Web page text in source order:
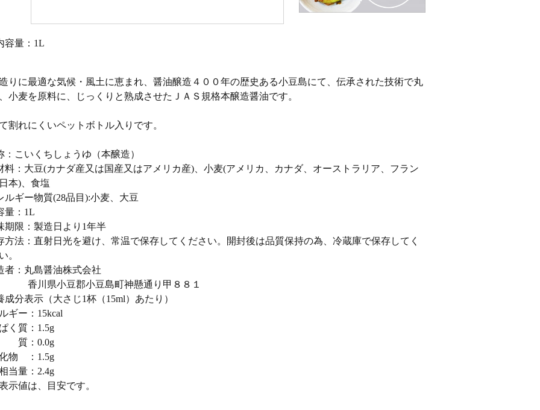
容量：1L
りに最適な気候・風土に恵まれ、醤油醸造４００年の歴史ある小豆島にて、伝承された技術で丸
小麦を原料に、じっくりと熟成させたＪＡＳ規格本醸造醤油です。
割れにくいペットボトル入りです。
：こいくちしょうゆ（本醸造）
料：大豆(カナダ産又は国産又はアメリカ産)、小麦(アメリカ、カナダ、オーストラリア、フラン
本)、食塩
ルギー物質(28品目):小麦、大豆
量：1L
期限：製造日より1年半
方法：直射日光を避け、常温で保存してください。開封後は品質保持の為、冷蔵庫で保存してく
。
者：丸島醤油株式会社
県小豆郡小豆島町神懸通り甲８８１
成分表示（大さじ1杯（15ml）あたり）
ギー：15kcal
く質：1.5g
：0.0g
物 ：1.5g
当量：2.4g
示値は、目安です。